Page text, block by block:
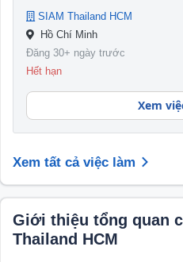
SIAM Thailand HCM
Hồ Chí Minh
Đăng 30+ ngày trước
Hết hạn
Xem
Xem tất cả việc làm
Giới thiệu tổng quan
Thailand HCM